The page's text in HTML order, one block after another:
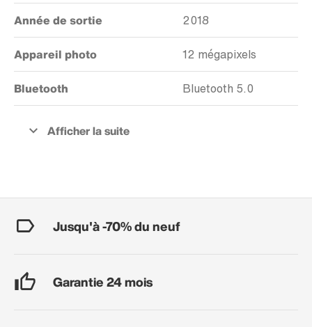
Année de sortie 2018
Appareil photo 12 mégapixels
Bluetooth Bluetooth 5.0
Jusqu'à -70% du neuf
Garantie 24 mois